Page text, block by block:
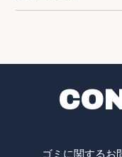
ゴミに関するお